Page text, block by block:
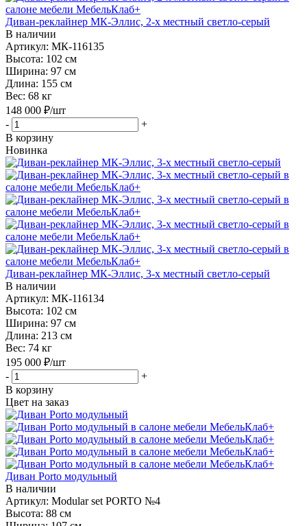
Диван-реклайнер МК-Эллис, 2-х местный светло-серый
В наличии
Артикул: МК-116135
Высота: 102 см
Ширина: 97 см
Длина: 155 см
Вес: 68 кг
148 000 ₽/шт
-
+
В корзину
Новинка
Диван-реклайнер МК-Эллис, 3-х местный светло-серый
В наличии
Артикул: МК-116134
Высота: 102 см
Ширина: 97 см
Длина: 213 см
Вес: 74 кг
195 000 ₽/шт
-
+
В корзину
Цвет на заказ
Диван Porto модульный
В наличии
Артикул: Modular set PORTO №4
Высота: 88 см